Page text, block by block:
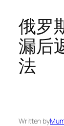
俄罗
漏后
法
Written by